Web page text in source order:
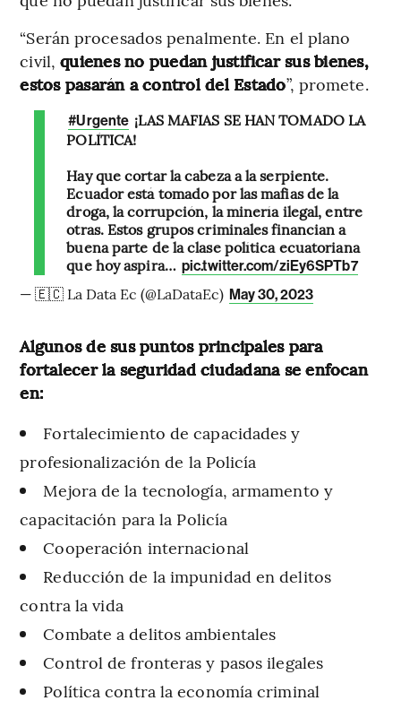
“Serán procesados penalmente. En el plano
civil, quienes no puedan justificar sus bienes,
estos pasarán a control del Estado”, promete.
#Urgente ¡LAS MAFIAS SE HAN TOMADO LA
POLÍTICA!
Hay que cortar la cabeza a la serpiente.
Ecuador está tomado por las mafias de la
droga, la corrupción, la minería ilegal, entre
otras. Estos grupos criminales financian a
buena parte de la clase política ecuatoriana
que hoy aspira… pic.twitter.com/ziEy6SPTb7
— 🇪🇨 La Data Ec (@LaDataEc) May 30, 2023
Algunos de sus puntos principales para
fortalecer la seguridad ciudadana se enfocan
en:
Fortalecimiento de capacidades y
profesionalización de la Policía
Mejora de la tecnología, armamento y
capacitación para la Policía
Cooperación internacional
Reducción de la impunidad en delitos
contra la vida
Combate a delitos ambientales
Control de fronteras y pasos ilegales
Política contra la economía criminal